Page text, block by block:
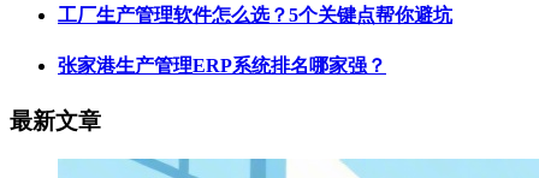
工厂生产管理软件怎么选？5个关键点帮你避坑
张家港生产管理ERP系统排名哪家强？
最新文章